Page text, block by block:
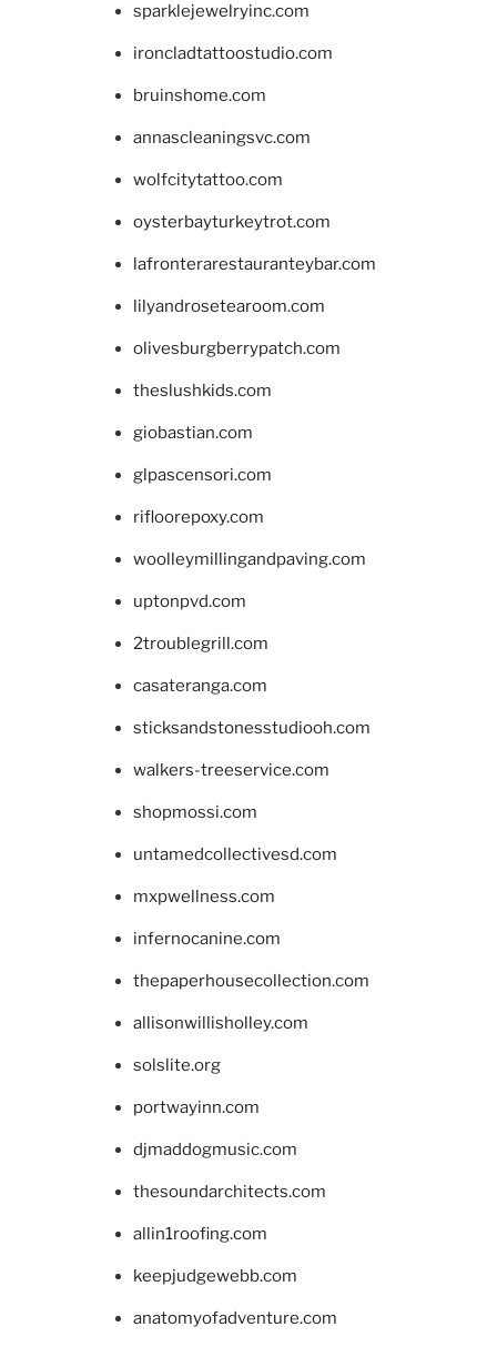
sparklejewelryinc.com
ironcladtattoostudio.com
bruinshome.com
annascleaningsvc.com
wolfcitytattoo.com
oysterbayturkeytrot.com
lafronterarestauranteybar.com
lilyandrosetearoom.com
olivesburgberrypatch.com
theslushkids.com
giobastian.com
glpascensori.com
rifloorepoxy.com
woolleymillingandpaving.com
uptonpvd.com
2troublegrill.com
casateranga.com
sticksandstonesstudiooh.com
walkers-treeservice.com
shopmossi.com
untamedcollectivesd.com
mxpwellness.com
infernocanine.com
thepaperhousecollection.com
allisonwillisholley.com
solslite.org
portwayinn.com
djmaddogmusic.com
thesoundarchitects.com
allin1roofing.com
keepjudgewebb.com
anatomyofadventure.com